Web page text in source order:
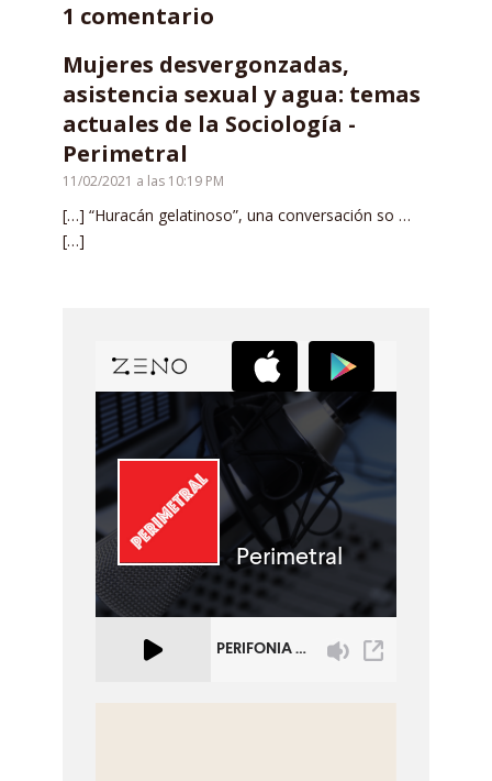
1 comentario
Mujeres desvergonzadas,
asistencia sexual y agua: temas
actuales de la Sociología -
Perimetral
11/02/2021 a las 10:19 PM
[…] “Huracán gelatinoso”, una conversación so …
[…]